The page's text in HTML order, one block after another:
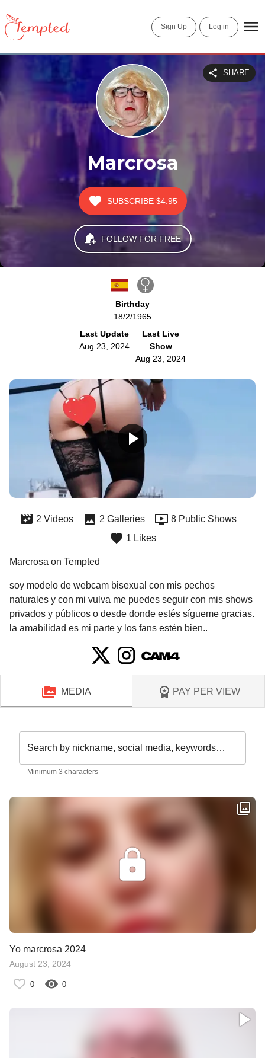
Sign Up Log in
Marcrosa
SHARE
SUBSCRIBE $4.95
FOLLOW FOR FREE
Birthday
18/2/1965
Last Update
Aug 23, 2024
Last Live
Show
Aug 23, 2024
2 Videos 2 Galleries
8 Public Shows
1 Likes
Marcrosa on Tempted
soy modelo de webcam bisexual con mis pechos
naturales y con mi vulva me puedes seguir con mis shows
privados y públicos o desde donde estés sígueme gracias.
la amabilidad es mi parte y los fans estén bien..
MEDIA PAY PER VIEW
Search by nickname, social media, keywords…
Minimum 3 characters
Yo marcrosa 2024
August 23, 2024
0 0